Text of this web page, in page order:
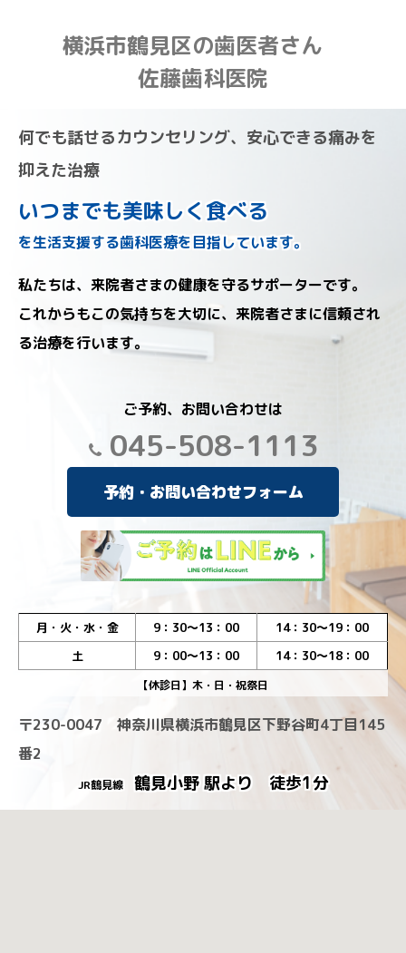
横浜市鶴見区の歯医者さん
佐藤歯科医院
何でも話せるカウンセリング、安心できる痛みを
抑えた治療
いつまでも美味しく食べる
を生活支援する歯科医療を目指しています。
私たちは、来院者さまの健康を守るサポーターです。
これからもこの気持ちを大切に、来院者さまに信頼され
る治療を行います。
ご予約、お問い合わせは
045-508-1113
予約・お問い合わせフォーム
月・火・水・金 9：30～13：00
14：30～19：00
土
9：00～13：00 14：30～18：00
【休診日】木・日・祝祭日
〒230-0047 神奈川県横浜市鶴見区下野谷町4丁目145
番2
JR鶴見線 鶴見小野 駅より 徒歩1分